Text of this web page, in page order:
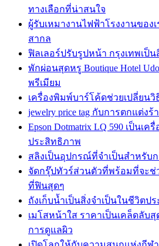
ทางเลือกที่น่าสนใจ
ผู้รับเหมางานไฟฟ้าโรงงานขอ
สากล
ฟิลเลอร์ปรับรูปหน้า กรุงเทพเป็
พักผ่อนสุดหรู Boutique Hotel
พรีเมียม
เครื่องพิมพ์บาร์โค้ดช่วยเปลี่ยนวิ
jewelry price tag กับการตกแต่ง
Epson Dotmatrix LQ 590 เป็นเ
ประสิทธิภาพ
สลิงเป็นอุปกรณ์ที่จำเป็นสำหรับ
จัดกรุ๊ปทัวร์ส่วนตัวที่พร้อมที่จะ
ที่ฟินสุดๆ
ถังเก็บน้ำเป็นสิ่งจำเป็นในชีวิตป
เมโสหน้าใส ราคาเป็นเคล็ดลับ
การดูแลผิว